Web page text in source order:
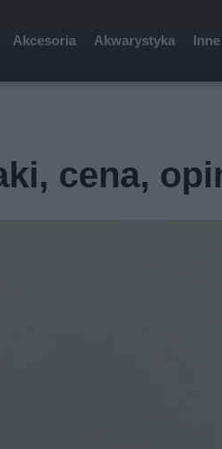
Akcesoria Akwarystyka
cena,